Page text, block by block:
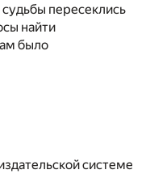
пересеклись
найти
было
системе